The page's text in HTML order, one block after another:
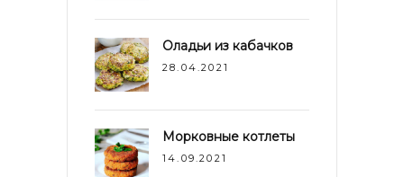
Оладьи из кабачков
28.04.2021
Морковные котлеты
14.09.2021